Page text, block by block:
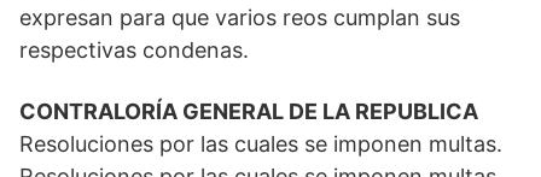
expresan para que varios reos cumplan sus
respectivas condenas.
CONTRALORÍA GENERAL DE LA REPUBLICA
Resoluciones por las cuales se imponen multas.